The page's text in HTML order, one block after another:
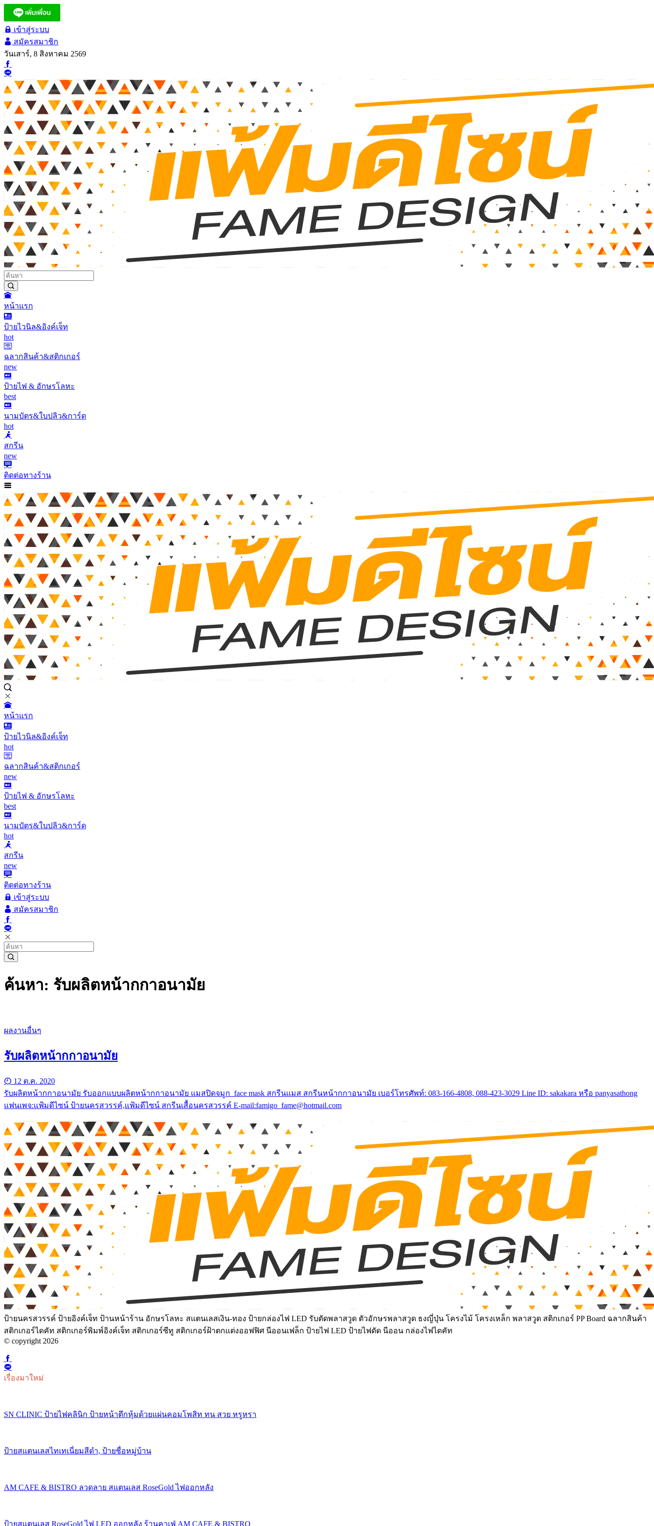
เข้าสู่ระบบ
สมัครสมาชิก
วันเสาร์, 8 สิงหาคม 2569
หน้าแรก
ป้ายไวนิล&อิงค์เจ็ท
hot
ฉลากสินค้า&สติกเกอร์
new
ป้ายไฟ & อักษรโลหะ
best
นามบัตร&ใบปลิว&การ์ด
hot
สกรีน
new
ติดต่อทางร้าน
หน้าแรก
ป้ายไวนิล&อิงค์เจ็ท
hot
ฉลากสินค้า&สติกเกอร์
new
ป้ายไฟ & อักษรโลหะ
best
นามบัตร&ใบปลิว&การ์ด
hot
สกรีน
new
ติดต่อทางร้าน
เข้าสู่ระบบ
สมัครสมาชิก
ค้นหา: รับผลิตหน้ากกาอนามัย
ผลงานอื่นๆ
รับผลิตหน้ากกาอนามัย
12 ต.ค. 2020
รับผลิตหน้ากกาอนามัย รับออกแบบผลิตหน้ากกาอนามัย แมสปิดจมูก face mask สกรีนแมส สกรีนหน้ากกาอนามัย เบอร์โทรศัพท์: 083-166-4808, 088-423-3029 Line ID: sakakara หรือ panyasathong
แฟนเพจ:แฟ้มดีไซน์ ป้ายนครสวรรค์,แฟ้มดีไซน์ สกรีนเสื้อนครสวรรค์ E-mail:famigo_fame@hotmail.com
ป้ายนครสวรรค์ ป้ายอิงค์เจ็ท ป้านหน้าร้าน อักษรโลหะ สแตนเลสเงิน-ทอง ป้ายกล่องไฟ LED รับตัดพลาสวูด ตัวอักษรพลาสวูด ธงญี่ปุ่น โครงไม้ โครงเหล็ก พลาสวูด สติกเกอร์ PP Board ฉลากสินค้า
สติกเกอร์ไดคัท สติกเกอร์พิมพ์อิงค์เจ็ท สติกเกอร์ซีทู สติกเกอร์ฝ้าตกแต่งออฟฟิศ นีออนเฟล็ก ป้ายไฟ LED ป้ายไฟดัด นีออน กล่องไฟไดคัท
© copyright 2026
เรื่องมาใหม่
SN CLINIC ป้ายไฟคลินิก ป้ายหน้าตึกหุ้มด้วยแผ่นคอมโพสิท ทน สวย หรูหรา
ป้ายสแตนเลสไทเทเนี่ยมสีดำ, ป้ายชื่อหมู่บ้าน
AM CAFE & BISTRO ลวดลาย สแตนเลส RoseGold ไฟออกหลัง
ป้ายสแตนเลส RoseGold ไฟ LED ออกหลัง ร้านคาเฟ่ AM CAFE & BISTRO